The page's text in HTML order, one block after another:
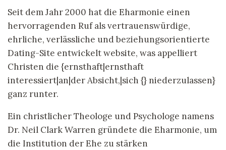
Seit dem Jahr 2000 hat die Eharmonie einen
hervorragenden Ruf als vertrauenswürdige,
ehrliche, verlässliche und beziehungsorientierte
Dating-Site entwickelt website, was appelliert
Christen die {ernsthaft|ernsthaft
interessiert|an|der Absicht,|sich {} niederzulassen}
ganz runter.
Ein christlicher Theologe und Psychologe namens
Dr. Neil Clark Warren gründete die Eharmonie, um
die Institution der Ehe zu stärken